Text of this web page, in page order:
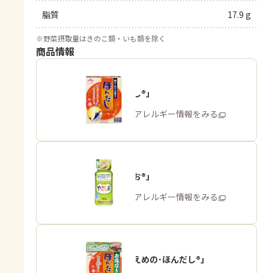
脂質 17.9 g
※野菜摂取量はきのこ類・いも類を除く
商品情報
「ほんだし®」
商品・アレルギー情報をみる
「やさしお®」
商品・アレルギー情報をみる
「お塩控えめの･ほんだし®」